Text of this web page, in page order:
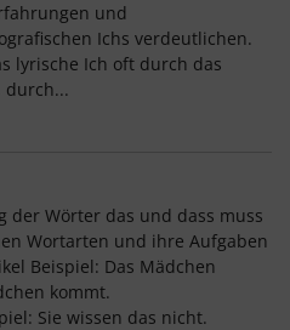
und
Ichs verdeutlichen.
lyrische Ich oft durch das
durch...
der Wörter das und dass muss
Wortarten und ihre Aufgaben
Beispiel: Das Mädchen
kommt.
Sie wissen das nicht.